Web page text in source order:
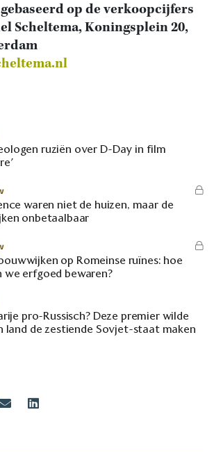
op de verkoopcijfers
Scheltema, Koningsplein 20,
ruziën over D-Day in film
waren niet de huizen, maar de
onbetaalbaar
op Romeinse ruïnes: hoe
we erfgoed bewaren?
pro-Russisch? Deze premier wilde
land de zestiende Sovjet-staat maken